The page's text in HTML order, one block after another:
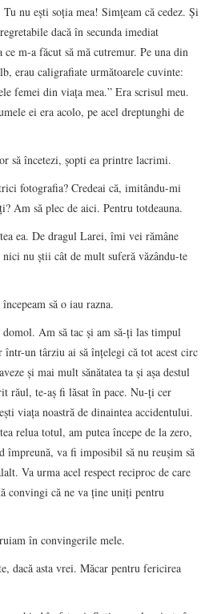
nu eşti soţia mea! Simţeam că cedez. Şi
dacă în secunda imediat
ce m-a făcut să mă cutremur. Pe una din
erau caligrafiate următoarele cuvinte:
femei din viaţa mea.” Era scrisul meu.
ei era acolo, pe acel dreptunghi de
să încetezi, şopti ea printre lacrimi.
fotografia? Credeai că, imitându-mi
Am să plec de aici. Pentru totdeauna.
ea. De dragul Larei, îmi vei rămâne
nu ştii cât de mult suferă văzându-te
să o iau razna.
Am să tac şi am să-ţi las timpul
într-un târziu ai să înţelegi că tot acest circ
şi mai mult sănătatea ta şi aşa destul
răul, te-aş fi lăsat în pace. Nu-ţi cer
viaţa noastră de dinaintea accidentului.
relua totul, am putea începe de la zero,
împreună, va fi imposibil să nu reuşim să
Va urma acel respect reciproc de care
convingi că ne va ţine uniţi pentru
în convingerile mele.
dacă asta vrei. Măcar pentru fericirea